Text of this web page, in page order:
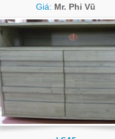
Giá: Mr. Phi Vũ